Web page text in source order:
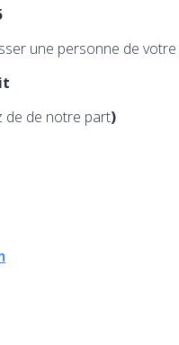
une personne de
de de notre part)